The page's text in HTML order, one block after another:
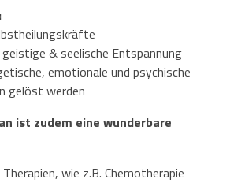
& seelische Entspannung
emotionale und psychische
gelöst werden
ist zudem eine wunderbare
wie z.B. Chemotherapie